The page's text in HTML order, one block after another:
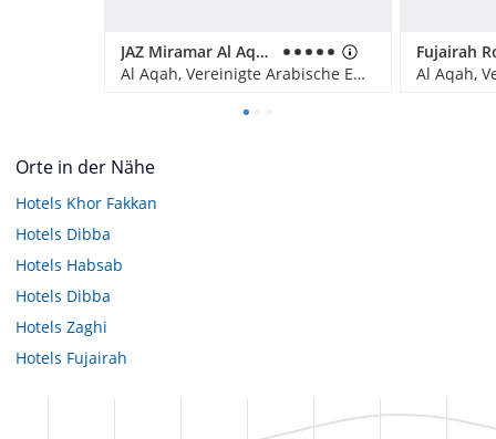
JAZ Miramar Al Aqah
Al Aqah, Vereinigte Arabische Emirate
Orte in der Nähe
Hotels Khor Fakkan
Hotels Dibba
Hotels Habsab
Hotels Dibba
Hotels Zaghi
Hotels Fujairah